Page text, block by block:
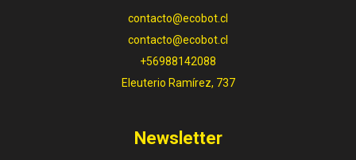
contacto@ecobot.cl
contacto@ecobot.cl
+56988142088
Eleuterio Ramírez, 737
Newsletter